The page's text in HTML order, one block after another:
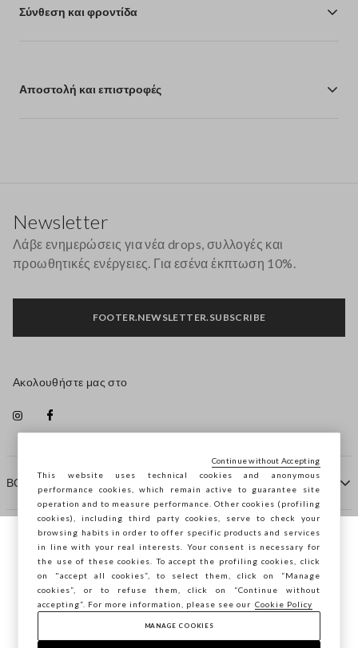
Σύνθεση και φροντίδα
Αποστολή και επιστροφές
ΒΟΗΘΕΙΑ
ΠΡΑΚΤΟΡΕΙΟ
ΕΠΙΚΟΙΝΩΝΗΣΤΕ ΜΑΖΙ ΜΑΣ
Newsletter
Λάβε ενημερώσεις για νέα drops, συλλογές και
προωθητικές ενέργειες. Για εσένα έκπτωση 10%.
FOOTER.NEWSLETTER.SUBSCRIBE
Ακολουθήστε μας στο
Copyright © Ovs S.p.A. ΑΦΜ: 04240010274 - Εταιρικό
Περιηγείστε στο STEFANEL Ελλάδας, θέλετε
να αποθηκεύσετε την τοποθεσία σας;
ΕΠΙΒΕΒΑΊΩΣΗ
This website uses technical cookies and anonymous
performance cookies, which remain active to guarantee site
operation and to measure performance. Other cookies (profiling
cookies), including third party cookies, serve to check your
browsing habits in order to offer specific products and services
in line with your real interests. Your consent is necessary for
the use of these cookies. To accept the profiling cookies, click
on "accept all cookies”, to select them, click on “Manage
cookies”, or to refuse them, click on “Continue without
accepting”. For more information, please see our Cookie Policy
MANAGE COOKIES
Continue without Accepting